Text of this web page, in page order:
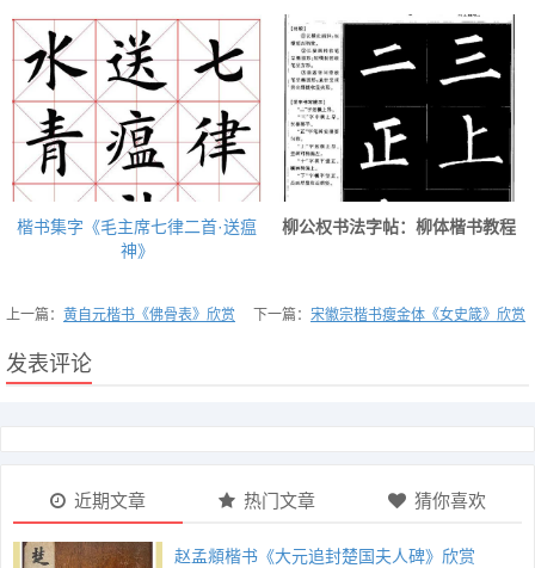
楷书集字《毛主席七律二首·送瘟
神》
柳公权书法字帖：柳体楷书教程
上一篇： 黄自元楷书《佛骨表》欣赏 下一篇： 宋徽宗楷书瘦金体《女史箴》欣赏
发表评论
近期文章 热门文章 猜你喜欢
赵孟頫楷书《大元追封楚国夫人碑》欣赏